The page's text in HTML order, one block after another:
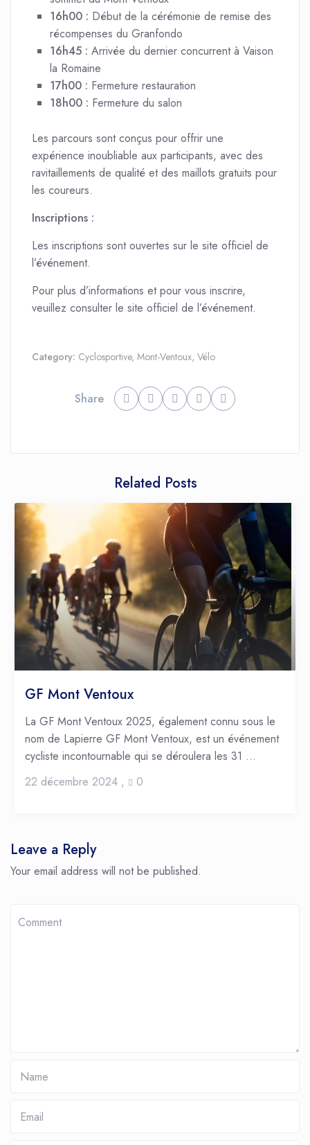
16h00 : Début de la cérémonie de remise des
récompenses du Granfondo
16h45 : Arrivée du dernier concurrent à Vaison
la Romaine
17h00 : Fermeture restauration
18h00 : Fermeture du salon
Les parcours sont conçus pour offrir une
expérience inoubliable aux participants, avec des
ravitaillements de qualité et des maillots gratuits pour
les coureurs.
Inscriptions :
Les inscriptions sont ouvertes sur le site officiel de
l’événement.
Pour plus d’informations et pour vous inscrire,
veuillez consulter le site officiel de l’événement.
Category: Cyclosportive,Mont-Ventoux,Vélo
Share
Related Posts
GF Mont Ventoux
La GF Mont Ventoux 2025, également connu sous le
nom de Lapierre GF Mont Ventoux, est un événement
cycliste incontournable qui se déroulera les 31 ...
22 décembre 2024, 0
Leave a Reply
Your email address will not be published.